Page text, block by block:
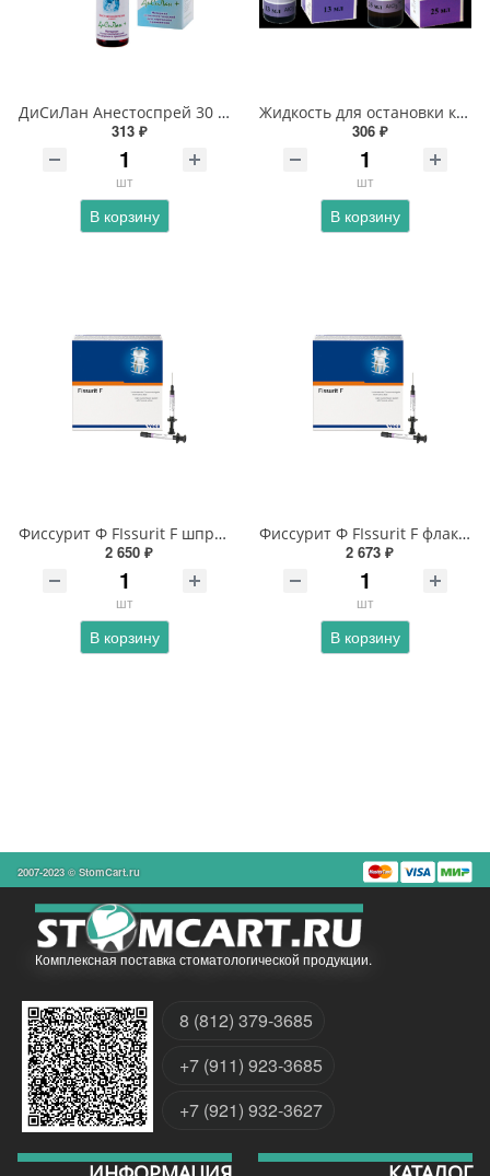
ДиСиЛан Анестоспрей 30 мл
313 ₽
шт
В корзину
Жидкость для остановки капиллярных кровотечений
306 ₽
шт
В корзину
Фиссурит Ф FIssurit F шприцы
2 650 ₽
шт
В корзину
Фиссурит Ф FIssurit F флаконы
2 673 ₽
шт
В корзину
2007-2023 © StomCart.ru
Комплексная поставка стоматологической продукции.
8 (812) 379-3685
+7 (911) 923-3685
+7 (921) 932-3627